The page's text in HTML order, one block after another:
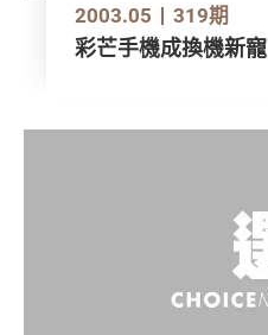
2003.05 319期
彩芒手機成換機新寵